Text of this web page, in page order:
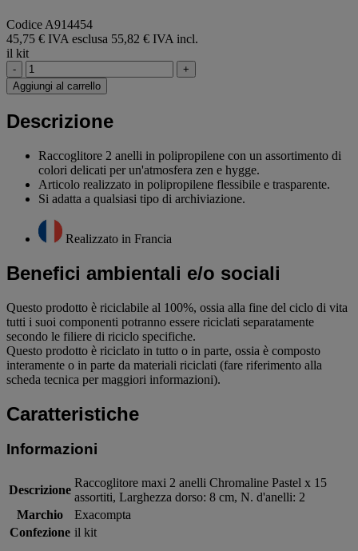
Codice A914454
45,75 € IVA esclusa 55,82 € IVA incl.
il kit
-
+
Aggiungi al carrello
Descrizione
Raccoglitore 2 anelli in polipropilene con un assortimento di
colori delicati per un'atmosfera zen e hygge.
Articolo realizzato in polipropilene flessibile e trasparente.
Si adatta a qualsiasi tipo di archiviazione.
Realizzato in Francia
Benefici ambientali e/o sociali
Questo prodotto è riciclabile al 100%, ossia alla fine del ciclo di vita
tutti i suoi componenti potranno essere riciclati separatamente
secondo le filiere di riciclo specifiche.
Questo prodotto è riciclato in tutto o in parte, ossia è composto
interamente o in parte da materiali riciclati (fare riferimento alla
scheda tecnica per maggiori informazioni).
Caratteristiche
Informazioni
Descrizione
Raccoglitore maxi 2 anelli Chromaline Pastel x 15
assortiti, Larghezza dorso: 8 cm, N. d'anelli: 2
Marchio
Exacompta
Confezione il kit